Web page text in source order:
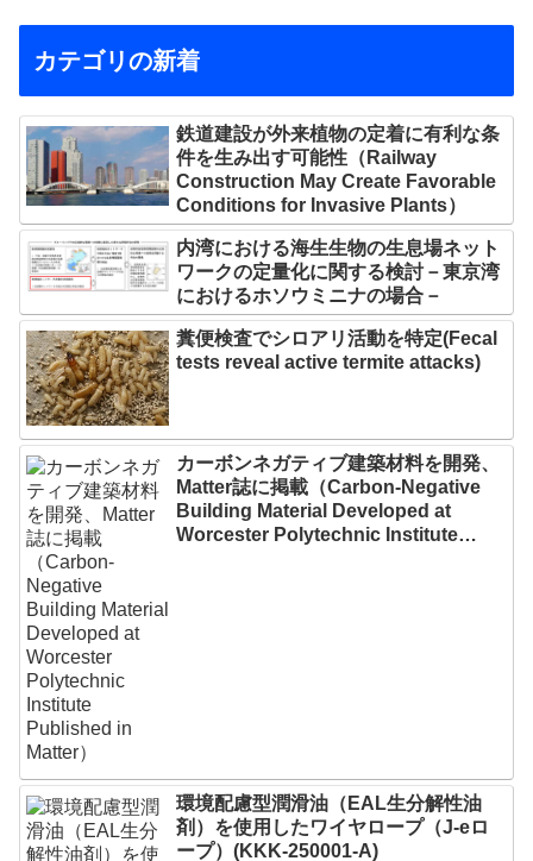
カテゴリの新着
鉄道建設が外来植物の定着に有利な条
件を生み出す可能性（Railway
Construction May Create Favorable
Conditions for Invasive Plants）
内湾における海生生物の生息場ネット
ワークの定量化に関する検討－東京湾
におけるホソウミニナの場合－
糞便検査でシロアリ活動を特定(Fecal
tests reveal active termite attacks)
カーボンネガティブ建築材料を開発、
Matter誌に掲載（Carbon-Negative
Building Material Developed at
Worcester Polytechnic Institute
環境配慮型潤滑油（EAL生分解性油
剤）を使用したワイヤロープ（J-eロ
ープ）(KKK-250001-A)